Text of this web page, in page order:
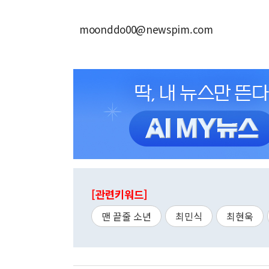
moonddo00@newspim.com
[관련키워드]
맨 끝줄 소년 최민식 최현욱